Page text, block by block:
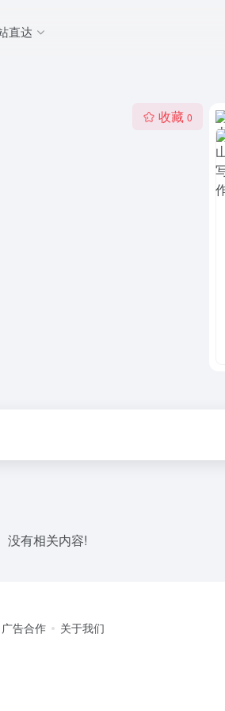
直达
收藏 0
没有相关内容!
广告合作 关于我们